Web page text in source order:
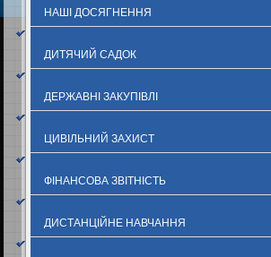
НАШІ ДОСЯГНЕННЯ
ДИТЯЧИЙ САДОК
ДЕРЖАВНІ ЗАКУПІВЛІ
ЦИВІЛЬНИЙ ЗАХИСТ
ФІНАНСОВА ЗВІТНІСТЬ
ДИСТАНЦІЙНЕ НАВЧАННЯ